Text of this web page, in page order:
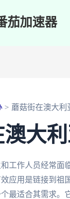
茄加速器
蘑菇街在澳大利
大
工作人员经常面
应用是链接到祖
最适合其需求。